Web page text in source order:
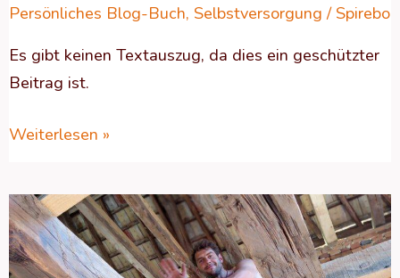
Persönliches Blog-Buch, Selbstversorgung / Spirebo
Es gibt keinen Textauszug, da dies ein geschützter
Beitrag ist.
Weiterlesen »
Geschützt:
Der
November